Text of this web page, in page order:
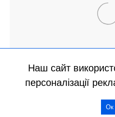
Наш сайт
персоналізації
Ок